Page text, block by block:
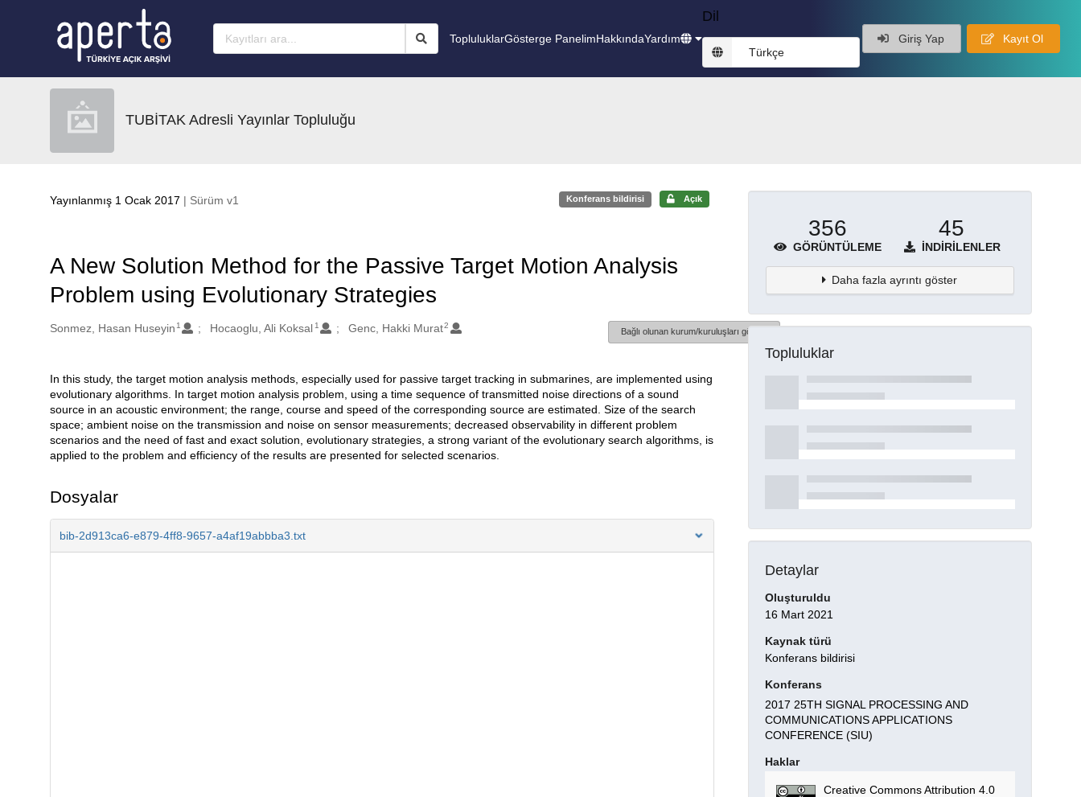
TopluluklarGösterge PanelimHakkındaYardım
Dil
Türkçe
Giriş Yap Kayıt Ol
TUBİTAK Adresli Yayınlar Topluluğu
Yayınlanmış 1 Ocak 2017 | Sürüm v1 Konferans bildirisi Açık
A New Solution Method for the Passive Target Motion Analysis
Problem using Evolutionary Strategies
Oluşturanlar
Sonmez, Hasan Huseyin 1 Hocaoglu, Ali Koksal 1 Genc, Hakki Murat2
Bağlı olunan kurum/kuruluşları göster
Açıklama
In this study, the target motion analysis methods, especially used for passive target tracking in submarines, are implemented using
evolutionary algorithms. In target motion analysis problem, using a time sequence of transmitted noise directions of a sound
source in an acoustic environment; the range, course and speed of the corresponding source are estimated. Size of the search
space; ambient noise on the transmission and noise on sensor measurements; decreased observability in different problem
scenarios and the need of fast and exact solution, evolutionary strategies, a strong variant of the evolutionary search algorithms, is
applied to the problem and efficiency of the results are presented for selected scenarios.
Dosyalar
bib-2d913ca6-e879-4ff8-9657-a4af19abbba3.txt
356
GÖRÜNTÜLEME
45
İNDIRILENLER
Daha fazla ayrıntı göster
Topluluklar
Detaylar
Oluşturuldu
16 Mart 2021
Kaynak türü
Konferans bildirisi
Konferans
2017 25TH SIGNAL PROCESSING AND
COMMUNICATIONS APPLICATIONS
CONFERENCE (SIU)
Haklar
Creative Commons Attribution 4.0